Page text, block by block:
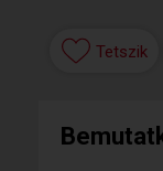
Tetszik